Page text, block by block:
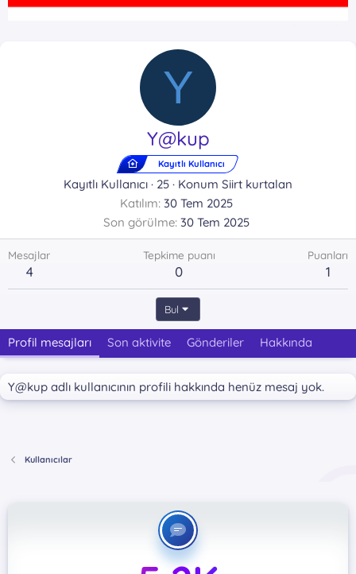
Y
Y@kup
Kayıtlı Kullanıcı
Kayıtlı Kullanıcı · 25 · Konum Siirt kurtalan
Katılım 30 Tem 2025
Son görülme 30 Tem 2025
Mesajlar
4
Tepkime puanı
0
Puanları
1
Bul
Profil mesajları Son aktivite Gönderiler Hakkında
Y@kup adlı kullanıcının profili hakkında henüz mesaj yok.
Kullanıcılar